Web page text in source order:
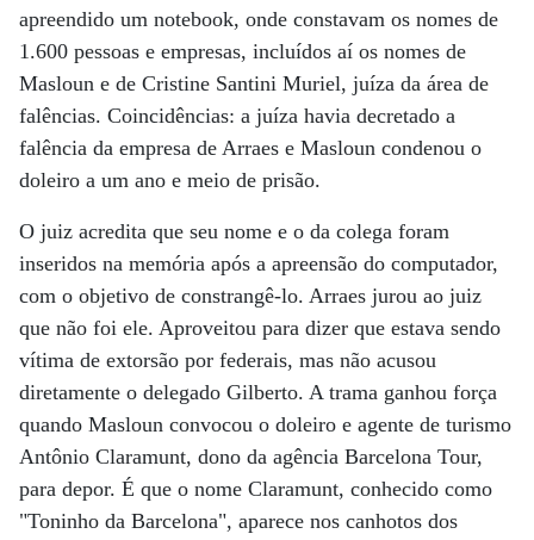
apreendido um notebook, onde constavam os nomes de
1.600 pessoas e empresas, incluídos aí os nomes de
Masloun e de Cristine Santini Muriel, juíza da área de
falências. Coincidências: a juíza havia decretado a
falência da empresa de Arraes e Masloun condenou o
doleiro a um ano e meio de prisão.
O juiz acredita que seu nome e o da colega foram
inseridos na memória após a apreensão do computador,
com o objetivo de constrangê-lo. Arraes jurou ao juiz
que não foi ele. Aproveitou para dizer que estava sendo
vítima de extorsão por federais, mas não acusou
diretamente o delegado Gilberto. A trama ganhou força
quando Masloun convocou o doleiro e agente de turismo
Antônio Claramunt, dono da agência Barcelona Tour,
para depor. É que o nome Claramunt, conhecido como
"Toninho da Barcelona", aparece nos canhotos dos